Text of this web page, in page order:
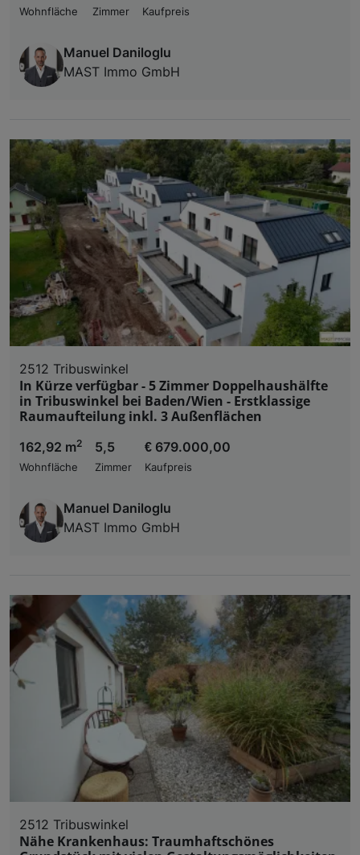
Wohnfläche
Zimmer Kaufpreis
Manuel Daniloglu
MAST Immo GmbH
2512 Tribuswinkel
In Kürze verfügbar - 5 Zimmer Doppelhaushälfte
in Tribuswinkel bei Baden/Wien - Erstklassige
Raumaufteilung inkl. 3 Außenflächen
162,92 m2
Wohnfläche
5,5
Zimmer
€ 679.000,00
Kaufpreis
Manuel Daniloglu
MAST Immo GmbH
2512 Tribuswinkel
Nähe Krankenhaus: Traumhaftschönes